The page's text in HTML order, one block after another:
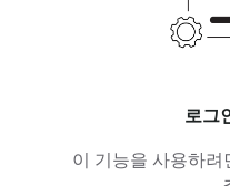
로그
이 기능을 사용하려